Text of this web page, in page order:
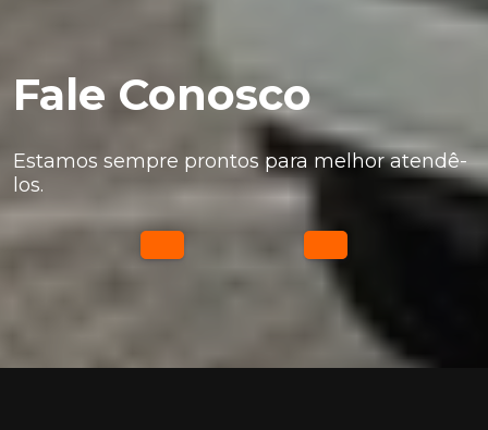
Fale Conosco
Estamos sempre prontos para melhor atendê-
los.